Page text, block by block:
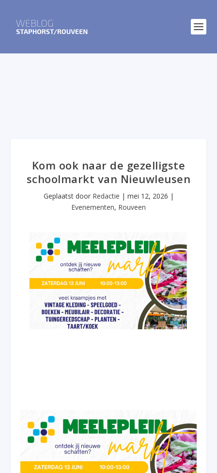
Kom ook naar de gezelligste
schoolmarkt van Nieuwleusen
Geplaatst door Redactie | mei 12, 2026 |
Evenementen, Rouveen